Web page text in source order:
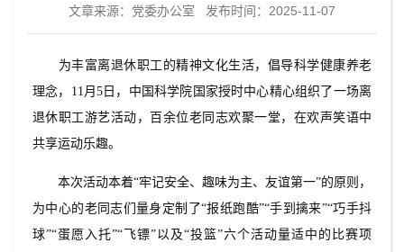
文章来源： 党委办公室 发布时间：2025-11-07
为丰富离退休职工的精神文化生活，倡导科学健康养老
理念，11月5日，中国科学院国家授时中心精心组织了一场离
退休职工游艺活动，百余位老同志欢聚一堂，在欢声笑语中
共享运动乐趣。
本次活动本着“牢记安全、趣味为主、友谊第一”的原则，
为中心的老同志们量身定制了“报纸跑酷”“手到擒来”“巧手抖
球”“蛋愿入托”“飞镖”以及“投篮”六个活动量适中的比赛项